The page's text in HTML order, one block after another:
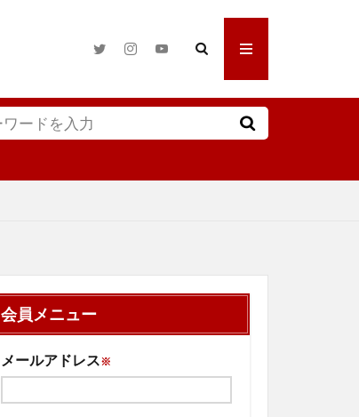
会員メニュー
メールアドレス※